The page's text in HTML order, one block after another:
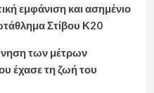
εμφάνιση και ασημένιο
Στίβου Κ20
των μέτρων
έχασε τη ζωή του